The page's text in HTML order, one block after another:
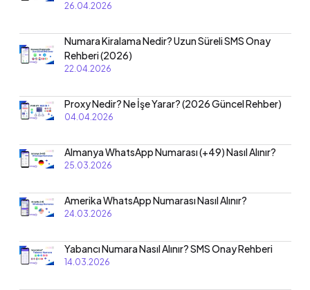
26.04.2026
Numara Kiralama Nedir? Uzun Süreli SMS Onay
Rehberi (2026)
22.04.2026
Proxy Nedir? Ne İşe Yarar? (2026 Güncel Rehber)
04.04.2026
Almanya WhatsApp Numarası (+49) Nasıl Alınır?
25.03.2026
Amerika WhatsApp Numarası Nasıl Alınır?
24.03.2026
Yabancı Numara Nasıl Alınır? SMS Onay Rehberi
14.03.2026